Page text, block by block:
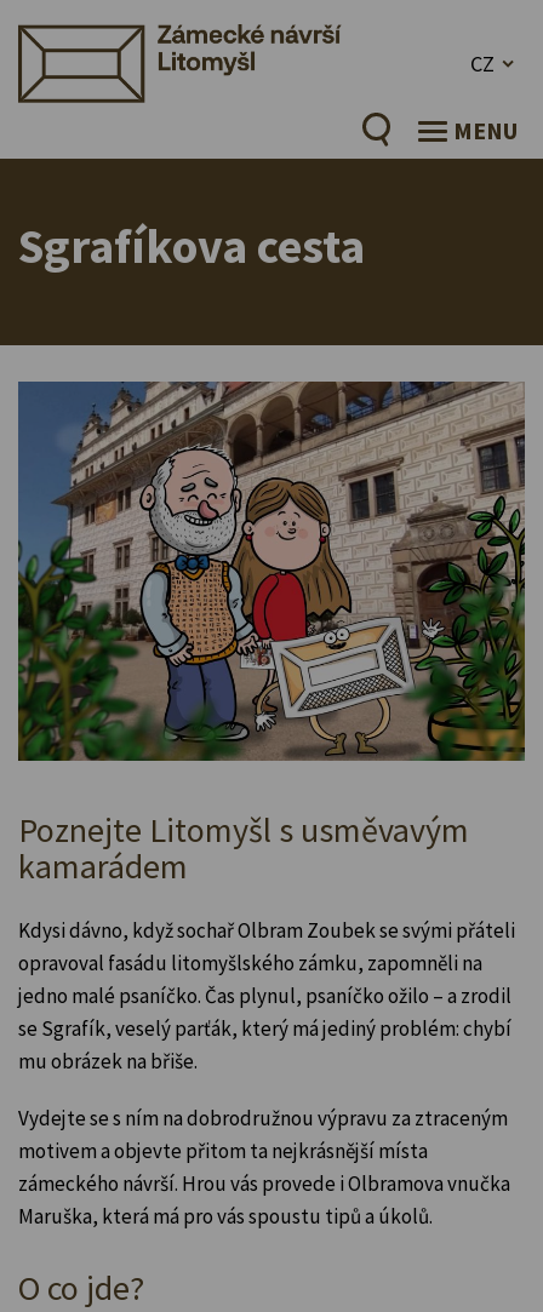
CZ
MENU
Sgrafíkova cesta
Poznejte Litomyšl s usměvavým
kamarádem
Kdysi dávno, když sochař Olbram Zoubek se svými přáteli
opravoval fasádu litomyšlského zámku, zapomněli na
jedno malé psaníčko. Čas plynul, psaníčko ožilo – a zrodil
se Sgrafík, veselý parťák, který má jediný problém: chybí
mu obrázek na břiše.
Vydejte se s ním na dobrodružnou výpravu za ztraceným
motivem a objevte přitom ta nejkrásnější místa
zámeckého návrší. Hrou vás provede i Olbramova vnučka
Maruška, která má pro vás spoustu tipů a úkolů.
O co jde?